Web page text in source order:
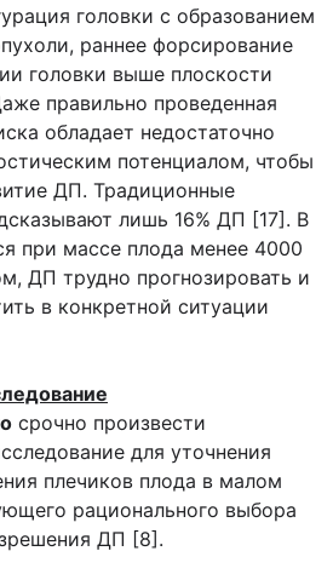
головки с образованием
раннее форсирование
головки выше плоскости
правильно проведенная
обладает недостаточно
потенциалом, чтобы
ДП. Традиционные
лишь 16% ДП [17]. В
при массе плода менее 4000
ДП трудно прогнозировать и
в конкретной ситуации
срочно произвести
для уточнения
плечиков плода в малом
рационального выбора
ДП [8].